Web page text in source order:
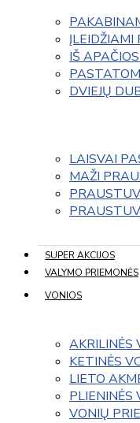
ĮLEIDŽIAMI
IŠ
DVIEJŲ
LAISVAI
MAŽI
SUPER AKCIJOS
VALYMO PRIEMONĖS
VONIOS
AKRILINĖS
KETINĖS
LIETO
PLIENINĖS
VONIŲ